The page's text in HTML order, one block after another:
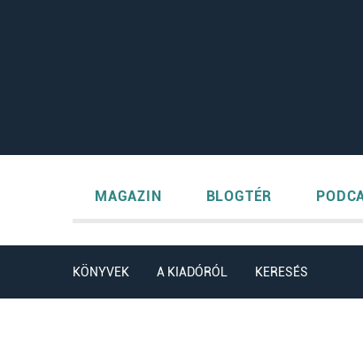
MAGAZIN BLOGTÉR
KÖNYVEK A KIADÓRÓL KERESÉS